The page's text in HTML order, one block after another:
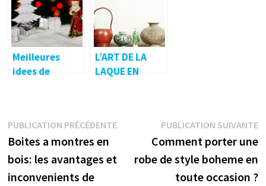
Meilleures
idees de
L’ART DE LA
LAQUE EN
Navigation
de
l’article
PUBLICATION PRÉCÉDENTEPublication
précédente :
Boites a montres en
bois: les avantages et
inconvenients de
PUBLICATION SUIVANTE
Comment porter une
robe de style boheme en
toute occasion ?